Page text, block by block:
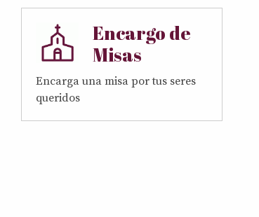
Encargo de
Misas
Encarga una misa por tus seres
queridos